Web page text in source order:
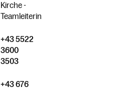
Kirche -
Teamleiterin
+43 5522
3600
3503
+43 676